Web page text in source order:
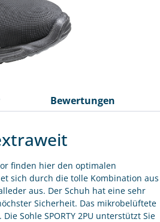
Bewertungen
finden hier den optimalen
sich durch die tolle Kombination aus
aus. Der Schuh hat eine sehr
Sicherheit. Das mikrobelüftete
Sohle SPORTY 2PU unterstützt Sie